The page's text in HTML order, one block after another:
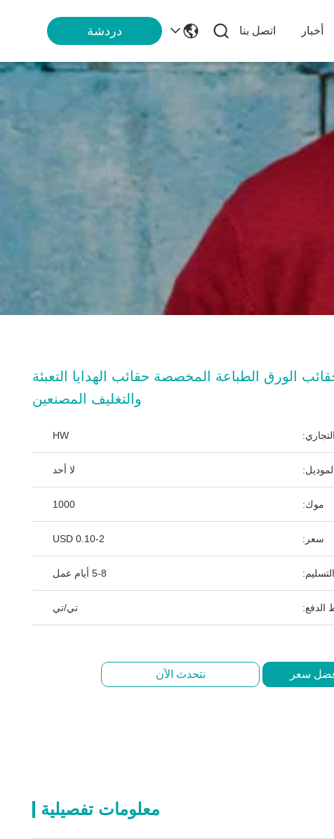
أخبار اتصل بنا دردشة
الورق الطباعة المخصصة حقائب الهدايا التعبئة
والتغليف المصنعين
HW
لا أحد
موك: 1000
سعر: 0.10-2 USD
5-8 أيام عمل
تي/تي
سعر نتحدث الآن
معلومات تفصيلية